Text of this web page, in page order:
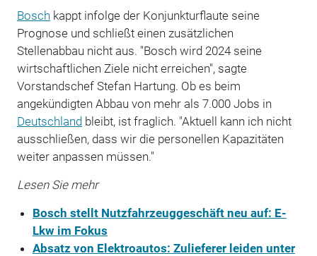
Bosch kappt infolge der Konjunkturflaute seine
Prognose und schließt einen zusätzlichen
Stellenabbau nicht aus. "Bosch wird 2024 seine
wirtschaftlichen Ziele nicht erreichen", sagte
Vorstandschef Stefan Hartung. Ob es beim
angekündigten Abbau von mehr als 7.000 Jobs in
Deutschlandbleibt, ist fraglich. "Aktuell kann ich nicht
ausschließen, dass wir die personellen Kapazitäten
weiter anpassen müssen."
Lesen Sie mehr
Bosch stellt Nutzfahrzeuggeschäft neu auf: E-
Lkw im Fokus
Absatz von Elektroautos: Zulieferer leiden unter